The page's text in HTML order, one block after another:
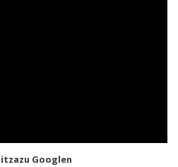
Googlen